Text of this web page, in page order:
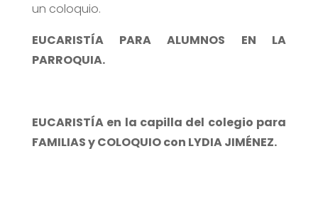
un coloquio.
EUCARISTÍA PARA ALUMNOS EN LA
PARROQUIA.
EUCARISTÍA en la capilla del colegio para
FAMILIAS y COLOQUIO con LYDIA JIMÉNEZ.